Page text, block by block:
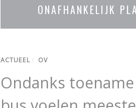
ONAFHANKELIJK
ACTUEEL/ OV
Ondanks